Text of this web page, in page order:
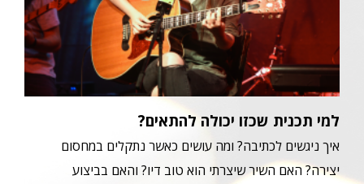
למי תכנית שכזו יכולה להתאים?
איך ניגשים לכתיבה? ומה עושים כאשר נתקלים במחסום
יצירה? האם השיר שיצרתי הוא טוב דיו? והאם בביצוע